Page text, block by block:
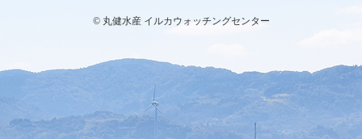
© 丸健水産 イルカウォッチングセンター